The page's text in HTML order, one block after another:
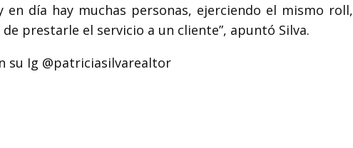
día hay muchas personas, ejerciendo el mismo roll,
prestarle el servicio a un cliente”, apuntó Silva.
su Ig @patriciasilvarealtor